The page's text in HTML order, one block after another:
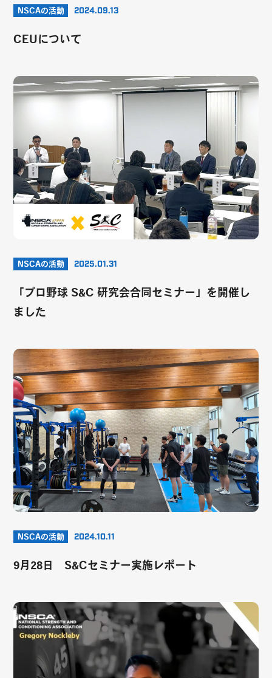
NSCAの活動 2024.09.13
CEUについて
NSCAの活動 2025.01.31
「プロ野球 S&C 研究会合同セミナー」を開催し
ました
NSCAの活動 2024.10.11
9月28日 S&Cセミナー実施レポート